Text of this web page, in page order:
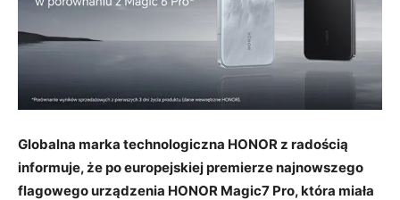
Globalna marka technologiczna HONOR z radością
informuje, że po europejskiej premierze najnowszego
flagowego urządzenia HONOR Magic7 Pro, która miała